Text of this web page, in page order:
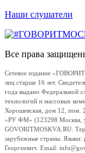
Наши слушатели
Все права
Сетевое издание
лиц старше 16 лет.
года выдано Федеральной
технологий и массовых
Хорошевская, дом 12, пом.
«РУ ФМ» (123298 Москва,
GOVORITMOSKVA.RU.
зарубежные страны. Языки:
Георгиевич. Email: